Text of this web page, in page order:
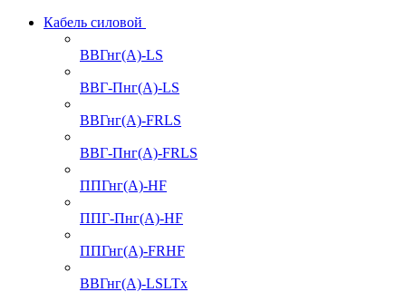
Кабель силовой
ВВГнг(А)-LS
ВВГ-Пнг(А)-LS
ВВГнг(А)-FRLS
ВВГ-Пнг(А)-FRLS
ППГнг(А)-HF
ППГ-Пнг(А)-HF
ППГнг(А)-FRHF
ВВГнг(А)-LSLTx